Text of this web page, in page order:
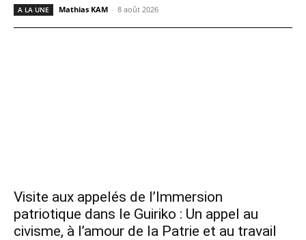
A LA UNE Mathias KAM - 8 août 2026
Visite aux appelés de l’Immersion
patriotique dans le Guiriko : Un appel au
civisme, à l’amour de la Patrie et au travail